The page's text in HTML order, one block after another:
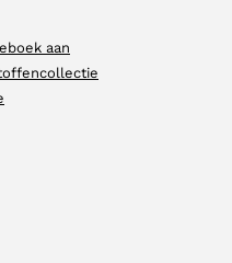
aan